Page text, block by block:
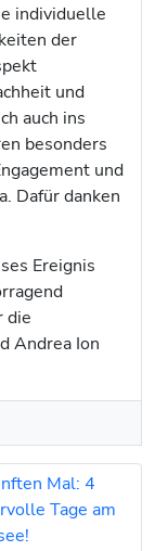
individuelle
der
und
auch ins
besonders
und
Dafür danken
Ereignis
die
Andrea Ion
Mal: 4
Tage am